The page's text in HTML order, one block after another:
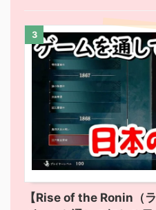
3
【Rise of the Ronin（